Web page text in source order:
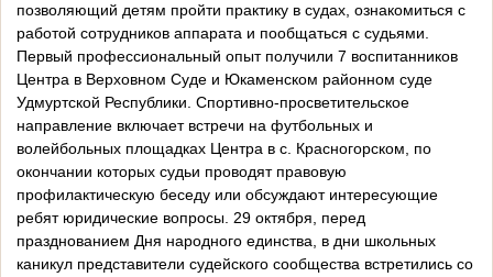
позволяющий детям пройти практику в судах, ознакомиться с
работой сотрудников аппарата и пообщаться с судьями.
Первый профессиональный опыт получили 7 воспитанников
Центра в Верховном Суде и Юкаменском районном суде
Удмуртской Республики. Спортивно-просветительское
направление включает встречи на футбольных и
волейбольных площадках Центра в с. Красногорском, по
окончании которых судьи проводят правовую
профилактическую беседу или обсуждают интересующие
ребят юридические вопросы. 29 октября, перед
празднованием Дня народного единства, в дни школьных
каникул представители судейского сообщества встретились со